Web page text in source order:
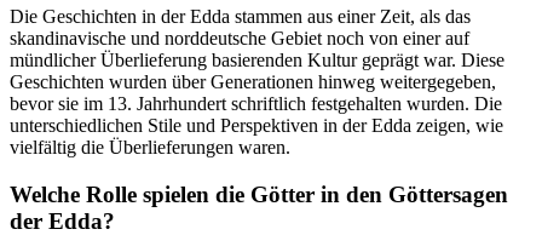
Die Geschichten in der Edda stammen aus einer Zeit, als das
skandinavische und norddeutsche Gebiet noch von einer auf
mündlicher Überlieferung basierenden Kultur geprägt war. Diese
Geschichten wurden über Generationen hinweg weitergegeben,
bevor sie im 13. Jahrhundert schriftlich festgehalten wurden. Die
unterschiedlichen Stile und Perspektiven in der Edda zeigen, wie
vielfältig die Überlieferungen waren.
Welche Rolle spielen die Götter in den Göttersagen
der Edda?